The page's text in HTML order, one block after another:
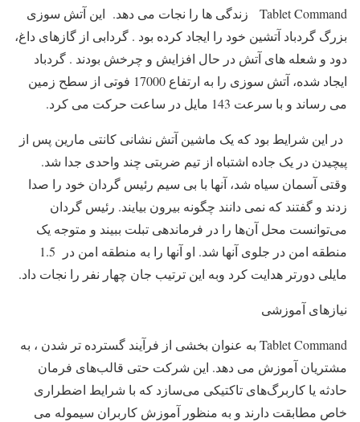
Tablet Command زندگی ها را نجات می دهد. این آتش سوزی
بزرگ گردباد آتشین خود را ایجاد کرده بود . گردابی از گازهای داغ،
دود و شعله های آتش در حال افزایش و چرخش بودند . گردباد
ایجاد شده، آتش سوزی را به ارتفاع 17000 فوتی از سطح زمین
می رساند و با سرعت 143 مایل در ساعت حرکت می کرد.
در این شرایط بود که یک ماشین آتش نشانی کانتی مارین پس از
پیچیدن در یک جاده اشتباه از تیم ضربتی چند واحدی جدا شد.
وقتی آسمان سیاه شد، آنها با بی سیم رئیس گردان خود را صدا
زدند و گفتند که نمی دانند چگونه بیرون بیایند. رئیس گردان
می‌توانست محل آن‌ها را در فرماندهی تبلت ببیند و متوجه یک
منطقه امن در جلوی آنها شد. او آنها را به منطقه امن در 1.5
مایلی دورتر هدایت کرد وبه این ترتیب جان چهار نفر را نجات داد.
نیازهای آموزشی
Tablet Command به عنوان بخشی از فرآیند گسترده تر شدن ، به
مشتریان آموزش می دهد. این شرکت حتی قالب‌های فرمان
حادثه یا کاربرگ‌های تاکتیکی می‌سازد که با شرایط اضطراری
خاص مطابقت دارند و به منظور آموزش کاربران سیموله می